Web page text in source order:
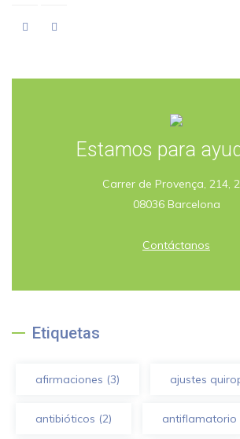
Estamos para
Carrer de Provença, 214,
08036 Barcelona
Contáctanos
Etiquetas
afirmaciones (3) ajustes
antibióticos (2) antiflamatorio